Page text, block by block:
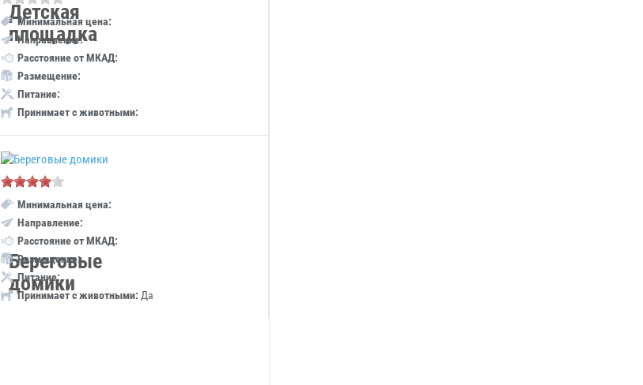
Детская
площадка
Минимальная цена:
Направление:
Расстояние от МКАД:
Размещение:
Питание:
Принимает с животными:
Береговые
домики
Минимальная цена:
Направление:
Расстояние от МКАД:
Размещение:
Питание:
Принимает с животными: Да